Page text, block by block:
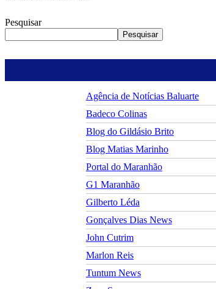
Pesquisar
Pesquisar
Agência de Notícias Baluarte
Badeco Colinas
Blog do Gildásio Brito
Blog Matias Marinho
Portal do Maranhão
G1 Maranhão
Gilberto Léda
Gonçalves Dias News
John Cutrim
Marlon Reis
Tuntum News